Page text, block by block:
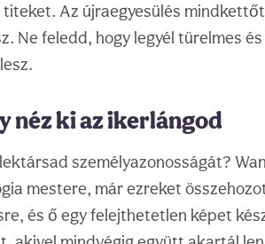
Az újraegyesülés
Ne feledd, hogy legyél türelmes
néz ki az ikerlángod
személyazonosságát?
mestere, már ezreket
és ő egy felejthetetlen képet